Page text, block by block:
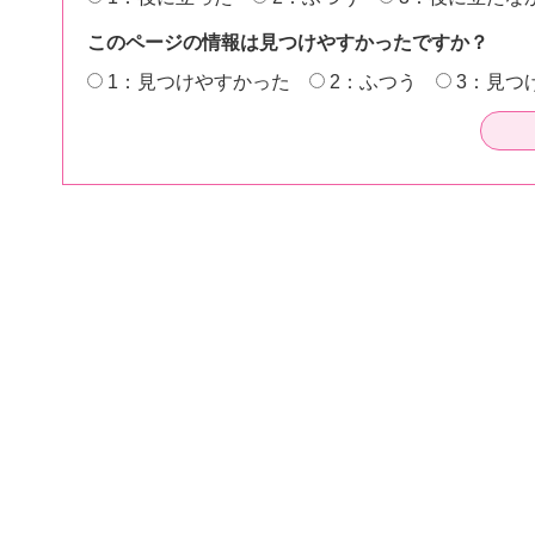
このページの情報は見つけやすかったですか？
1：見つけやすかった
2：ふつう 3：見つ